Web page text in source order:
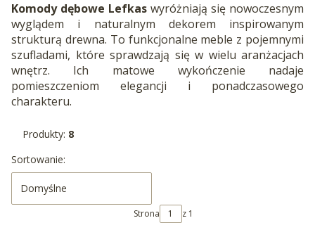
Komody dębowe Lefkas wyróżniają się nowoczesnym
wyglądem i naturalnym dekorem inspirowanym
strukturą drewna. To funkcjonalne meble z pojemnymi
szufladami, które sprawdzają się w wielu aranżacjach
wnętrz. Ich matowe wykończenie nadaje
pomieszczeniom elegancji i ponadczasowego
charakteru.
Produkty: 8
Lista produktów
Sortowanie:
Domyślne
Strona z 1